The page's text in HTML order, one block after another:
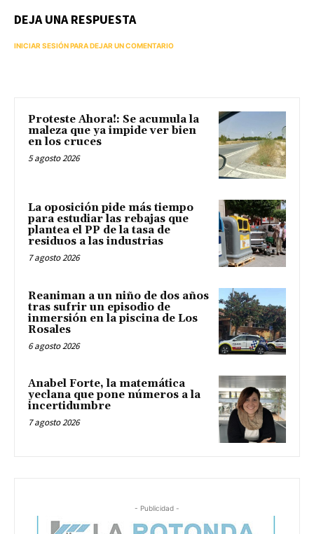
DEJA UNA RESPUESTA
INICIAR SESIÓN PARA DEJAR UN COMENTARIO
Proteste Ahora!: Se acumula la
maleza que ya impide ver bien
en los cruces
5 agosto 2026
La oposición pide más tiempo
para estudiar las rebajas que
plantea el PP de la tasa de
residuos a las industrias
7 agosto 2026
Reaniman a un niño de dos años
tras sufrir un episodio de
inmersión en la piscina de Los
Rosales
6 agosto 2026
Anabel Forte, la matemática
yeclana que pone números a la
incertidumbre
7 agosto 2026
- Publicidad -